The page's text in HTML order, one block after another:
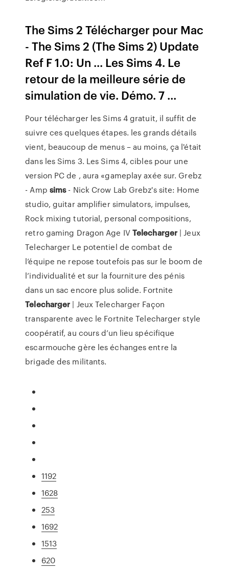
The Sims 2 Télécharger pour Mac
- The Sims 2 (The Sims 2) Update
Ref F 1.0: Un ... Les Sims 4. Le
retour de la meilleure série de
simulation de vie. Démo. 7 ...
Pour télécharger les Sims 4 gratuit, il suffit de
suivre ces quelques étapes. les grands détails
vient, beaucoup de menus – au moins, ça l'était
dans les Sims 3. Les Sims 4, cibles pour une
version PC de , aura «gameplay axée sur. Grebz
- Amp sims- Nick Crow Lab Grebz's site: Home
studio, guitar amplifier simulators, impulses,
Rock mixing tutorial, personal compositions,
retro gaming Dragon Age IVTelecharger | Jeux
Telecharger Le potentiel de combat de
l’équipe ne repose toutefois pas sur le boom de
l’individualité et sur la fourniture des pénis
dans un sac encore plus solide. Fortnite
Telecharger | Jeux Telecharger Façon
transparente avec le Fortnite Telecharger style
coopératif, au cours d’un lieu spécifique
escarmouche gère les échanges entre la
brigade des militants.
1192
1628
253
1692
1513
620